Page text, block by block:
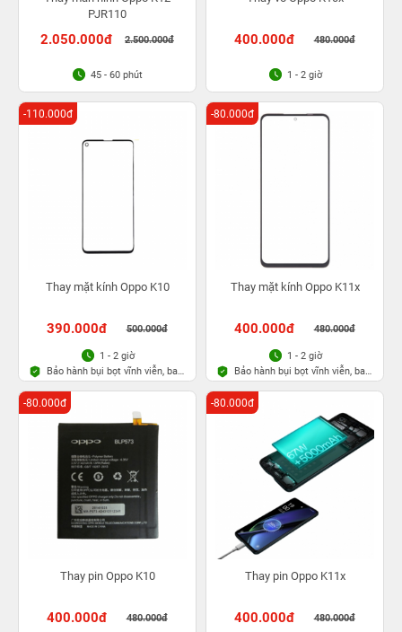
PJR110
2.050.000đ 2.500.000đ
45 - 60 phút
400.000đ 480.000đ
1 - 2 giờ
Thay mặt kính Oppo K10
390.000đ 500.000đ
-110.000đ
1 - 2 giờ
Bảo hành bụi bọt vĩnh viễn, bao
rơi vỡ kính
Thay mặt kính Oppo K11x
400.000đ 480.000đ
-80.000đ
1 - 2 giờ
Bảo hành bụi bọt vĩnh viễn, bao
rơi vỡ kính
Thay pin Oppo K10
400.000đ 480.000đ
-80.000đ
Thay pin Oppo K11x
400.000đ 480.000đ
-80.000đ